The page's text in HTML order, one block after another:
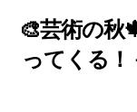
🎨芸術の秋
ってくる